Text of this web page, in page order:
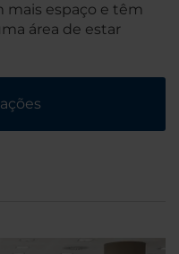
mais espaço e têm
área de estar